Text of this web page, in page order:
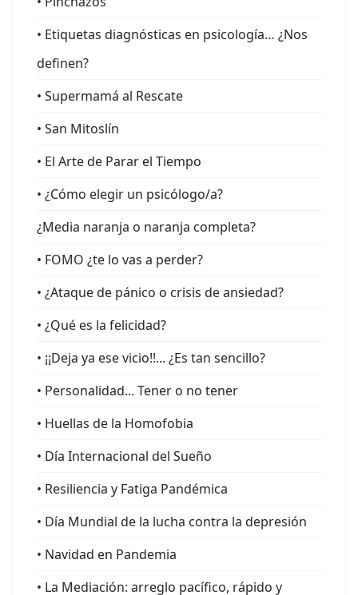
• Etiquetas diagnósticas en psicología… ¿Nos
definen?
• Supermamá al Rescate
• San Mitoslín
• El Arte de Parar el Tiempo
• ¿Cómo elegir un psicólogo/a?
¿Media naranja o naranja completa?
• FOMO ¿te lo vas a perder?
• ¿Ataque de pánico o crisis de ansiedad?
• ¿Qué es la felicidad?
• ¡¡Deja ya ese vicio!!... ¿Es tan sencillo?
• Personalidad... Tener o no tener
• Huellas de la Homofobia
• Día Internacional del Sueño
• Resiliencia y Fatiga Pandémica
• Día Mundial de la lucha contra la depresión
• Navidad en Pandemia
• La Mediación: arreglo pacífico, rápido y